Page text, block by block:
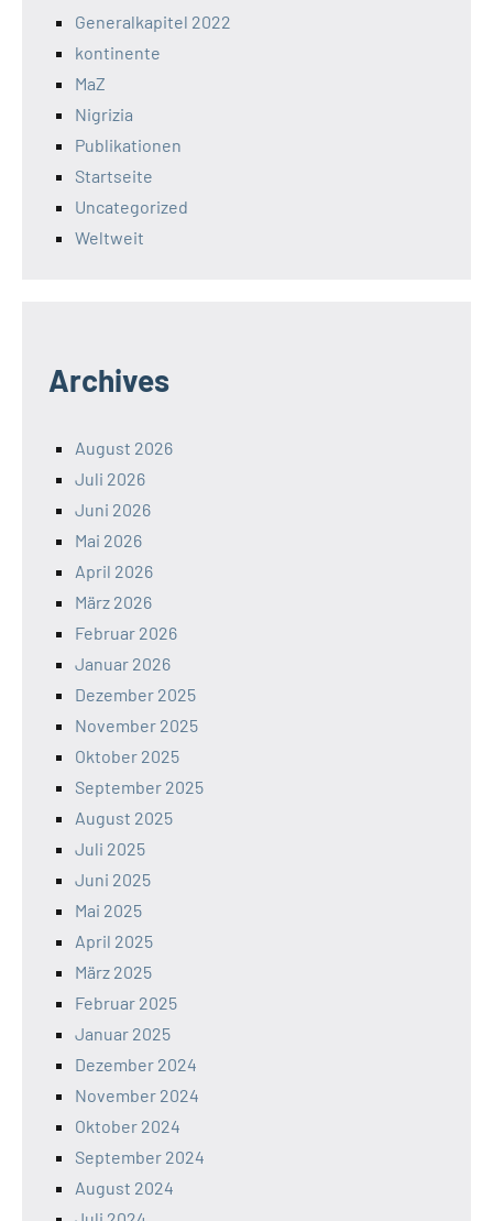
Generalkapitel 2022
kontinente
MaZ
Nigrizia
Publikationen
Startseite
Uncategorized
Weltweit
Archives
August 2026
Juli 2026
Juni 2026
Mai 2026
April 2026
März 2026
Februar 2026
Januar 2026
Dezember 2025
November 2025
Oktober 2025
September 2025
August 2025
Juli 2025
Juni 2025
Mai 2025
April 2025
März 2025
Februar 2025
Januar 2025
Dezember 2024
November 2024
Oktober 2024
September 2024
August 2024